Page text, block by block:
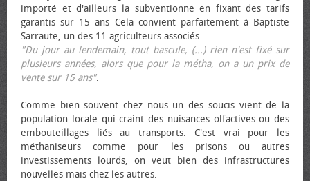
importé et d'ailleurs la subventionne en fixant des tarifs
garantis sur 15 ans Cela convient parfaitement à Baptiste
Sarraute, un des 11 agriculteurs associés.
"Du jour au lendemain, tout bascule, (...) rien n'est fixé sur
plusieurs années, alors que pour la métha, on a un prix de
vente sur 15 ans".
Comme bien souvent chez nous un des soucis vient de la
population locale qui craint des nuisances olfactives ou des
embouteillages liés au transports. C'est vrai pour les
méthaniseurs comme pour les prisons ou autres
investissements lourds, on veut bien des infrastructures
nouvelles mais chez les autres.